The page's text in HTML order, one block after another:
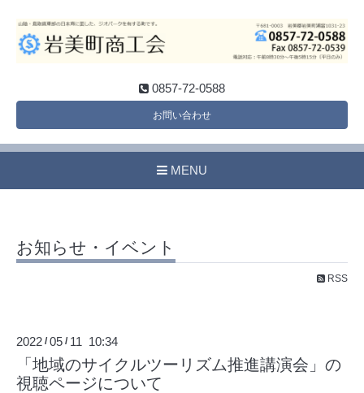
0857-72-0588
お問い合わせ
MENU
お知らせ・イベント
RSS
2022 /05 / 11 10:34
「地域のサイクルツーリズム推進講演会」の
視聴ページについて